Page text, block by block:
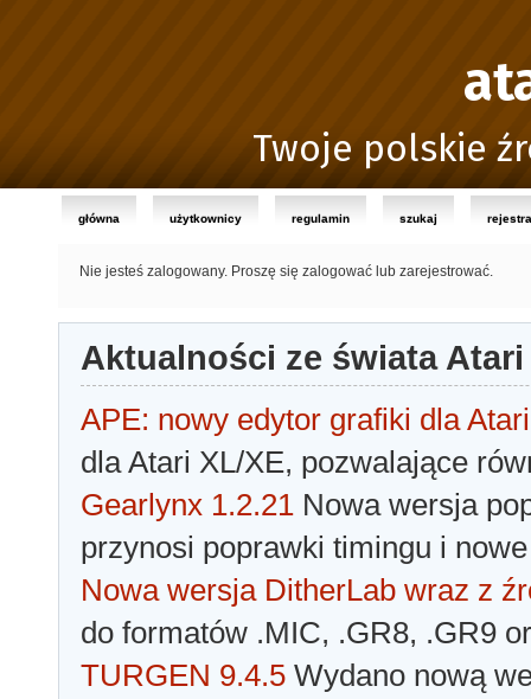
Twoje polskie
główna użytkownicy regulamin szukaj
Nie jesteś zalogowany. Proszę się zalogować lub zarejestrować.
Aktualności ze świata Atari
APE: nowy edytor grafiki dla Atari
dla Atari XL/XE, pozwalające
Gearlynx 1.2.21 Nowa wersja
przynosi poprawki timingu i
Nowa wersja DitherLab wraz z
do formatów .MIC, .GR8, .GR9
TURGEN 9.4.5 Wydano nową